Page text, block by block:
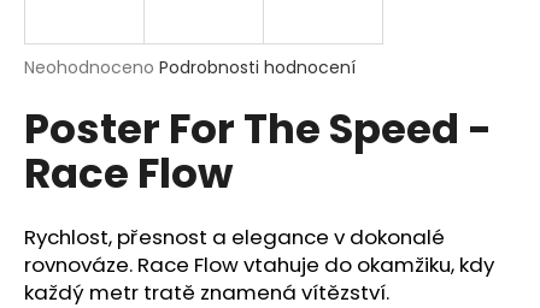
Průměrné
produktu
je
0,0
hvězdiček.
Neohodnoceno Podrobnosti hodnocení
Poster For The Speed -
Race Flow
Rychlost, přesnost a elegance v dokonalé
rovnováze. Race Flow vtahuje do okamžiku, kdy
každý metr tratě znamená vítězství.
j
t
?
HLEDAT